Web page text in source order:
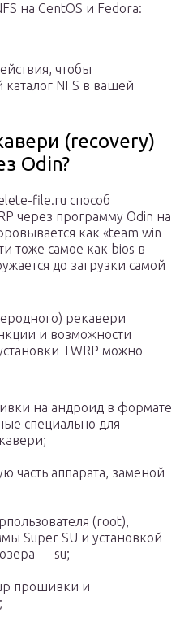
на CentOS и Fedora:
чтобы
NFS в вашей
(recovery)
Odin?
file.ru способ
через программу Odin на
как «team win
тоже самое как bios в
до загрузки самой
рекавери
и возможности
TWRP можно
на андроид в формате
специально для
часть аппарата, заменой
(root),
Super SU и установкой
— su;
прошивки и